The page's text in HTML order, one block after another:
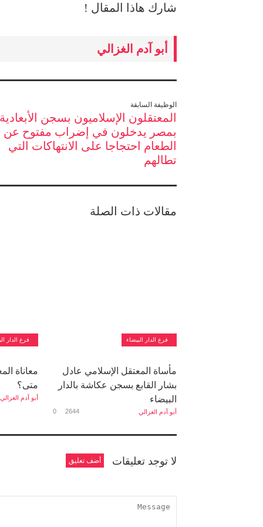
شارك هاذا المقال !
أبو آدم الغزالي
الوظيفة السابقة
المعتقلون الإسلاميون بسجن الأبعادية
بمصر يدخلون في إضراب مفتوح عن
الطعام احتجاجا على الانتهاكات التي
تطالهم
مقالات ذات الصلة
فرع الدار البيضاء
مأساة المعتقل الإسلامي عادل
بشار القابع بسجن عكاشة بالدار
البيضاء
أبو آدم الغزالي 2644
0
فرع الدار
معاناة
متى؟
أبو آدم الغزالي
لا توجد تعليقات أضف تعليق